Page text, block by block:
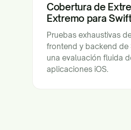
Cobertura de
Extremo para
Pruebas exhaustivas
frontend y backend de
una evaluación fluida
aplicaciones iOS.